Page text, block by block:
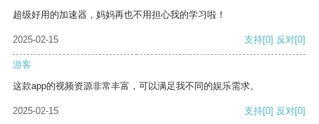
超级好用的加速器，妈妈再也不用担心我的学习啦！
2025-02-15 支持[0] 反对[0]
游客
这款app的视频资源非常丰富，可以满足我不同的娱乐需求。
2025-02-15 支持[0] 反对[0]